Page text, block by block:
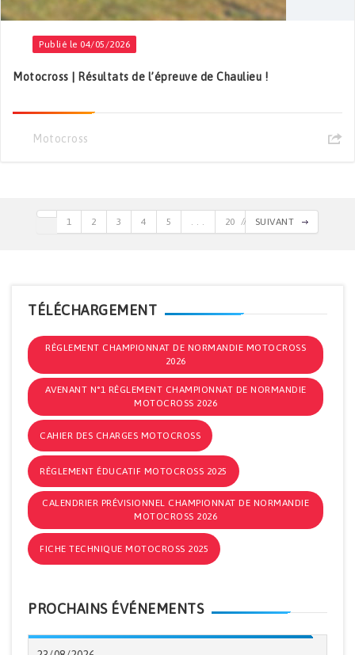
Publié le 04/05/2026
Motocross | Résultats de l’épreuve de Chaulieu !
Motocross
1 2 3 4 5 . . . 20 SUIVANT
TÉLÉCHARGEMENT
RÈGLEMENT CHAMPIONNAT DE NORMANDIE MOTOCROSS
2026
AVENANT N°1 RÈGLEMENT CHAMPIONNAT DE NORMANDIE
MOTOCROSS 2026
CAHIER DES CHARGES MOTOCROSS
RÈGLEMENT ÉDUCATIF MOTOCROSS 2025
CALENDRIER PRÉVISIONNEL CHAMPIONNAT DE NORMANDIE
MOTOCROSS 2026
FICHE TECHNIQUE MOTOCROSS 2025
PROCHAINS ÉVÉNEMENTS